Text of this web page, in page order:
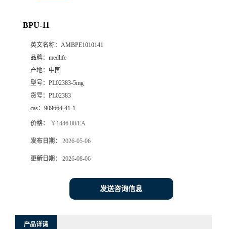
BPU-11
英文名称： AMBPE1010141
品牌： medlife
产地： 中国
型号： PL02383-5mg
货号： PL02383
cas： 909664-41-1
价格： ￥1446.00/EA
发布日期： 2026-05-06
更新日期： 2026-08-06
发送咨询信息
产品详请